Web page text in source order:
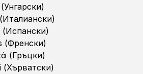
(Унгарски)
(Италиански)
(Испански)
(Френски)
(Гръцки)
(Хърватски)